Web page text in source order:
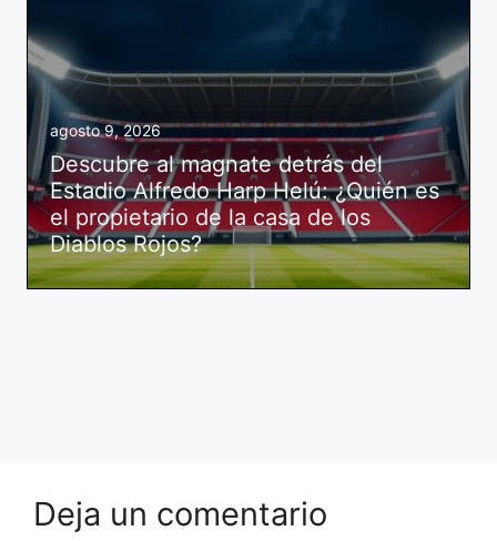
agosto 9, 2026
Descubre al magnate detrás del
Estadio Alfredo Harp Helú: ¿Quién es
el propietario de la casa de los
Diablos Rojos?
Deja un comentario